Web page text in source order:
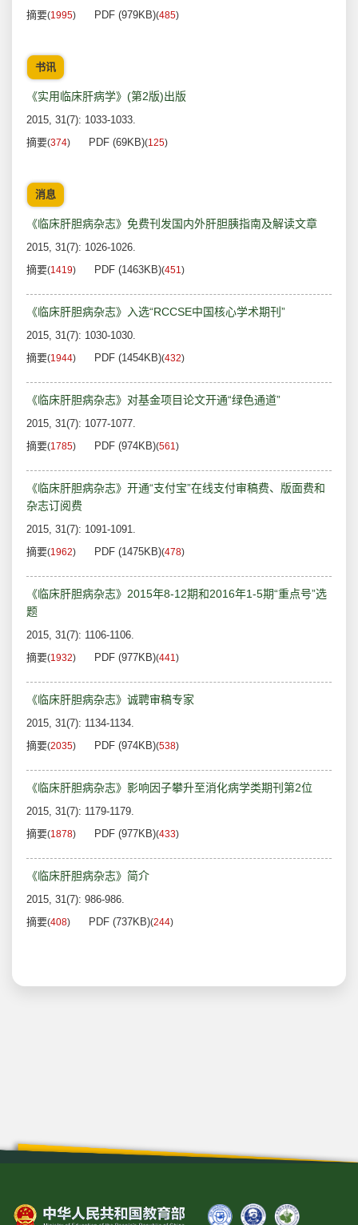
摘要(1995) PDF (979KB)(485)
书讯
《实用临床肝病学》(第2版)出版
2015, 31(7): 1033-1033.
摘要(374) PDF (69KB)(125)
消息
《临床肝胆病杂志》免费刊发国内外肝胆胰指南及解读文章
2015, 31(7): 1026-1026.
摘要(1419) PDF (1463KB)(451)
《临床肝胆病杂志》入选“RCCSE中国核心学术期刊”
2015, 31(7): 1030-1030.
摘要(1944) PDF (1454KB)(432)
《临床肝胆病杂志》对基金项目论文开通“绿色通道”
2015, 31(7): 1077-1077.
摘要(1785) PDF (974KB)(561)
《临床肝胆病杂志》开通“支付宝”在线支付审稿费、版面费和
杂志订阅费
2015, 31(7): 1091-1091.
摘要(1962) PDF (1475KB)(478)
《临床肝胆病杂志》2015年8-12期和2016年1-5期“重点号”选
题
2015, 31(7): 1106-1106.
摘要(1932) PDF (977KB)(441)
《临床肝胆病杂志》诚聘审稿专家
2015, 31(7): 1134-1134.
摘要(2035) PDF (974KB)(538)
《临床肝胆病杂志》影响因子攀升至消化病学类期刊第2位
2015, 31(7): 1179-1179.
摘要(1878) PDF (977KB)(433)
《临床肝胆病杂志》简介
2015, 31(7): 986-986.
摘要(408) PDF (737KB)(244)